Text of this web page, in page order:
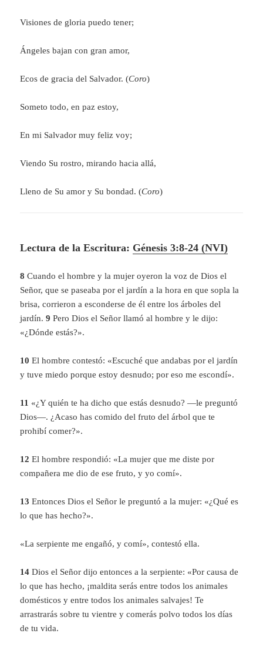
Visiones de gloria puedo tener;
Ángeles bajan con gran amor,
Ecos de gracia del Salvador. (Coro)
Someto todo, en paz estoy,
En mi Salvador muy feliz voy;
Viendo Su rostro, mirando hacia allá,
Lleno de Su amor y Su bondad. (Coro)
Lectura de la Escritura: Génesis 3:8-24 (NVI)
8 Cuando el hombre y la mujer oyeron la voz de Dios el
Señor, que se paseaba por el jardín a la hora en que sopla la
brisa, corrieron a esconderse de él entre los árboles del
jardín.9 Pero Dios el Señor llamó al hombre y le dijo:
«¿Dónde estás?».
10 El hombre contestó: «Escuché que andabas por el jardín
y tuve miedo porque estoy desnudo; por eso me escondí».
11 «¿Y quién te ha dicho que estás desnudo? —le preguntó
Dios—. ¿Acaso has comido del fruto del árbol que te
prohibí comer?».
12 El hombre respondió: «La mujer que me diste por
compañera me dio de ese fruto, y yo comí».
13 Entonces Dios el Señor le preguntó a la mujer: «¿Qué es
lo que has hecho?».
«La serpiente me engañó, y comí», contestó ella.
14 Dios el Señor dijo entonces a la serpiente: «Por causa de
lo que has hecho, ¡maldita serás entre todos los animales
domésticos y entre todos los animales salvajes! Te
arrastrarás sobre tu vientre y comerás polvo todos los días
de tu vida.